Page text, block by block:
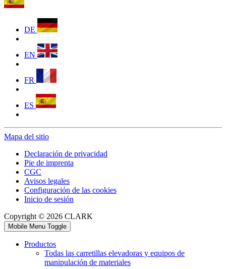
DE
EN
FR
ES
Mapa del sitio
Declaración de privacidad
Pie de imprenta
CGC
Avisos legales
Configuración de las cookies
Inicio de sesión
Copyright © 2026 CLARK
Mobile Menu Toggle
Productos
Todas las carretillas elevadoras y equipos de
manipulación de materiales